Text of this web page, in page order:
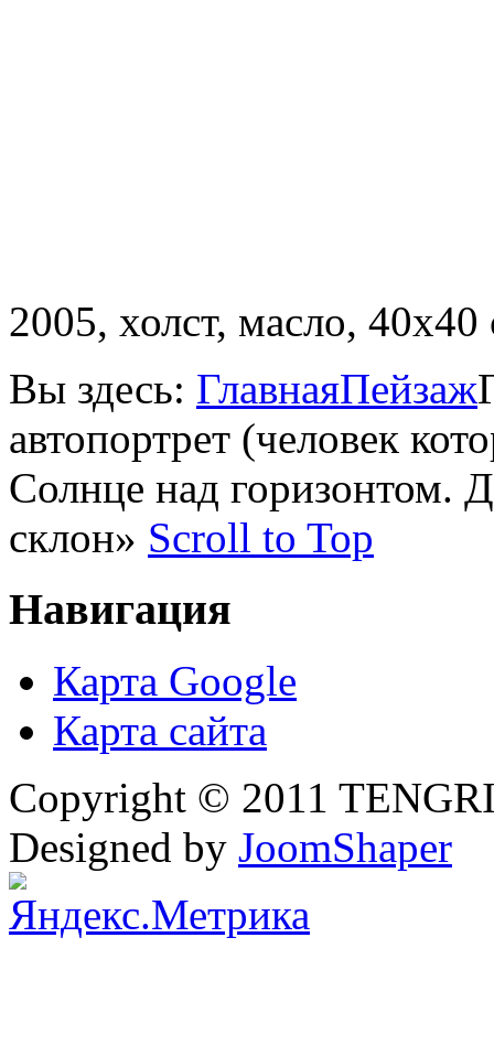
2005, холст, масло, 40х40
Вы здесь: ГлавнаяПейзаж
автопортрет (человек
Солнце над горизонтом.
склон» Scroll to Top
Навигация
Карта Google
Карта сайта
Copyright © 2011
Designed by JoomShaper